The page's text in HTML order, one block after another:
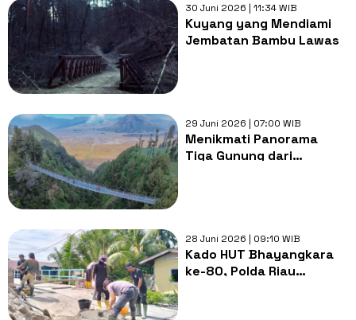
30 Juni 2026 | 11:34 WIB
Kuyang yang Mendiami
Jembatan Bambu Lawas
29 Juni 2026 | 07:00 WIB
Menikmati Panorama
Tiga Gunung dari
28 Juni 2026 | 09:10 WIB
Kado HUT Bhayangkara
ke-80, Polda Riau